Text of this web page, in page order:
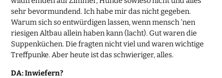
sehr bevormundend. Ich habe mir das nicht gegeben.
Warum sich so entwürdigen lassen, wenn mensch ’nen
riesigen Altbau allein haben kann (lacht). Gut waren die
Suppenküchen. Die fragten nicht viel und waren wichtige
Treffpunke. Aber heute ist das schwieriger, alles.
DA: Inwiefern?